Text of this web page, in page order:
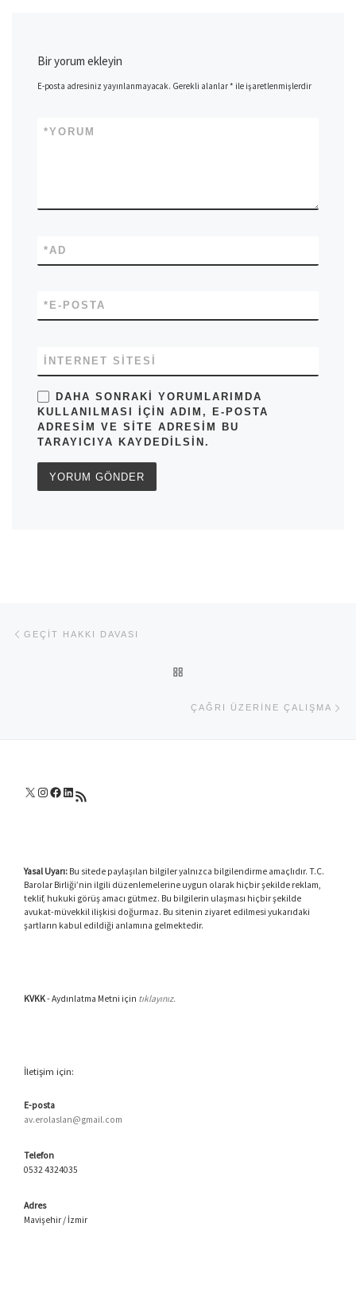
Bir yorum ekleyin
E-posta adresiniz yayınlanmayacak. Gerekli alanlar* ile işaretlenmişlerdir
YORUM
*
AD
*
E-POSTA
*
İNTERNET SITESI
DAHA SONRAKI YORUMLARIMDA
KULLANILMASI IÇIN ADIM, E-POSTA
ADRESIM VE SITE ADRESIM BU
TARAYICIYA KAYDEDILSIN.
GEÇIT HAKKI DAVASI
ÇAĞRI ÜZERINE ÇALIŞMA
X Instagram
Facebook
LinkedIn
RSS akışı
Yasal Uyarı:Bu sitede paylaşılan bilgiler yalnızca bilgilendirme amaçlıdır. T.C.
Barolar Birliği’nin ilgili düzenlemelerine uygun olarak hiçbir şekilde reklam,
teklif, hukuki görüş amacı gütmez. Bu bilgilerin ulaşması hiçbir şekilde
avukat-müvekkil ilişkisi doğurmaz. Bu sitenin ziyaret edilmesi yukarıdaki
şartların kabul edildiği anlamına gelmektedir.
KVKK- Aydınlatma Metni için tıklayınız.
İletişim için:
E-posta
av.erolaslan@gmail.com
Telefon
0532 4324035
Adres
Mavişehir / İzmir